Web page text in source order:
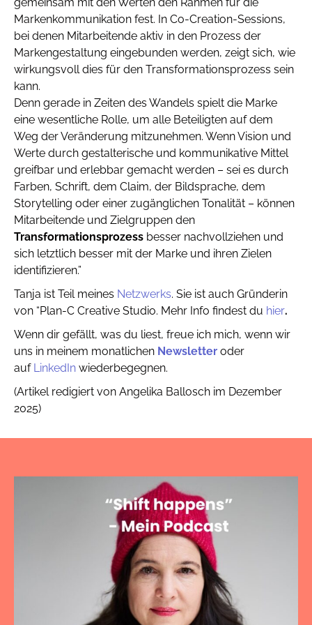
Markenkommunikation fest. In Co-Creation-Sessions,
bei denen Mitarbeitende aktiv in den Prozess der
Markengestaltung eingebunden werden, zeigt sich, wie
wirkungsvoll dies für den Transformationsprozess sein
kann.
Denn gerade in Zeiten des Wandels spielt die Marke
eine wesentliche Rolle, um alle Beteiligten auf dem
Weg der Veränderung mitzunehmen. Wenn Vision und
Werte durch gestalterische und kommunikative Mittel
greifbar und erlebbar gemacht werden – sei es durch
Farben, Schrift, dem Claim, der Bildsprache, dem
Storytelling oder einer zugänglichen Tonalität – können
Mitarbeitende und Zielgruppen den
Transformationsprozess besser nachvollziehen und
sich letztlich besser mit der Marke und ihren Zielen
identifizieren.”
Tanja ist Teil meines Netzwerks. Sie ist auch Gründerin
von “Plan-C Creative Studio. Mehr Info findest du hier.
Wenn dir gefällt, was du liest, freue ich mich, wenn wir
uns in meinem monatlichen Newsletter oder
auf LinkedIn wiederbegegnen.
(Artikel redigiert von Angelika Ballosch im Dezember
2025)